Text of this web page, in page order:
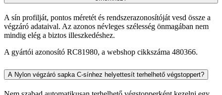
A sín profilját, pontos méretét és rendszerazonosítóját vesd össze a
végzáró adataival. Az azonos névleges szélesség önmagában nem
mindig elég a biztos illeszkedéshez.
A gyártói azonosító RC81980, a webshop cikkszáma 480366.
A Nylon végzáró sapka C-sínhez helyettesít terhelhető végstoppert?